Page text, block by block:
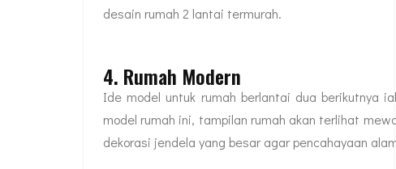
desain rumah 2 lantai termurah.
4. Rumah Modern
Ide model untuk rumah berlantai dua berikutnya
model rumah ini, tampilan rumah akan terlihat
dekorasi jendela yang besar agar pencahayaan